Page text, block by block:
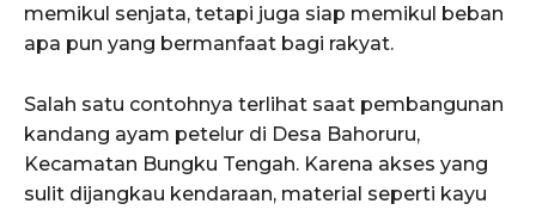
memikul senjata, tetapi juga siap memikul beban
apa pun yang bermanfaat bagi rakyat.
Salah satu contohnya terlihat saat pembangunan
kandang ayam petelur di Desa Bahoruru,
Kecamatan Bungku Tengah. Karena akses yang
sulit dijangkau kendaraan, material seperti kayu